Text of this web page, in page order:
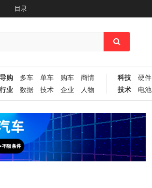
目录
导购 多车 单车 购车
商情
行业
数据 技术 企业 人物
科技 硬件
技术
电池